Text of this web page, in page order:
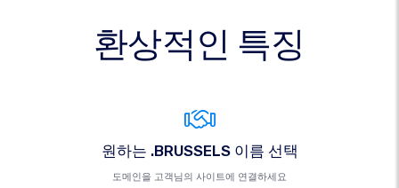
환상적인 특징
원하는 .BRUSSELS 이름 선택
도메인을 고객님의 사이트에 연결하세요